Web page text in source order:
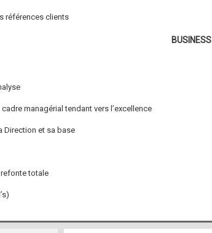
références clients
managérial tendant vers l’excellence
Direction et sa base
totale